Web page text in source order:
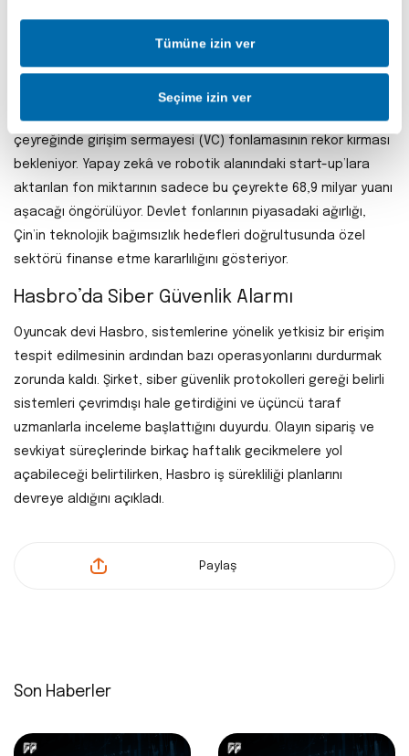
Tümüne izin ver
Seçime izin ver
Çin’de Girişim Sermayesi Yatırımları Rekora
Koşuyor
Çin’de devlet destekli teknoloji hamlesi sayesinde 2026’nın ilk
çeyreğinde girişim sermayesi (VC) fonlamasının rekor kırması
bekleniyor. Yapay zekâ ve robotik alanındaki start-up’lara
aktarılan fon miktarının sadece bu çeyrekte 68,9 milyar yuanı
aşacağı öngörülüyor. Devlet fonlarının piyasadaki ağırlığı,
Çin’in teknolojik bağımsızlık hedefleri doğrultusunda özel
sektörü finanse etme kararlılığını gösteriyor.
Hasbro’da Siber Güvenlik Alarmı
Oyuncak devi Hasbro, sistemlerine yönelik yetkisiz bir erişim
tespit edilmesinin ardından bazı operasyonlarını durdurmak
zorunda kaldı. Şirket, siber güvenlik protokolleri gereği belirli
sistemleri çevrimdışı hale getirdiğini ve üçüncü taraf
uzmanlarla inceleme başlattığını duyurdu. Olayın sipariş ve
sevkiyat süreçlerinde birkaç haftalık gecikmelere yol
açabileceği belirtilirken, Hasbro iş sürekliliği planlarını
devreye aldığını açıkladı.
Paylaş
Son Haberler